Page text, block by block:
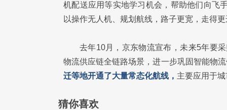
机配送应用等实地学习机会，帮助他们向飞
以操作无人机、规划航线，路子更宽，走得
去年10月，京东物流宣布，未来5年要
物流供应链全链路场景，进一步巩固智能物
迁等地开通了大量常态化航线， 主要应用于
猜你喜欢